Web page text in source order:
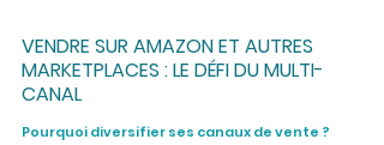
VENDRE SUR AMAZON ET AUTRES
MARKETPLACES : LE DÉFI DU MULTI-
CANAL
Pourquoi diversifier ses canaux de vente ?